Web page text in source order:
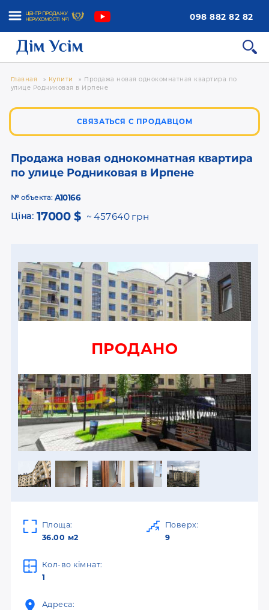
098 882 82 82
Главная » Купити » Продажа новая однокомнатная квартира по
улице Родниковая в Ирпене
Продажа новая однокомнатная квартира
по улице Родниковая в Ирпене
СВЯЗАТЬСЯ С ПРОДАВЦОМ
№ объекта:A10166
Ціна: 17000 $ 457640
ПРОДАНО
Площа:
36.00 м2
Поверх:
9
Кол-во кімнат:
1
Адреса: